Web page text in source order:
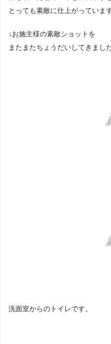
とっても素敵に仕上がっていま
↓お施主様の素敵ショットを
またまたちょうだいしてきました
洗面室からのトイレです。